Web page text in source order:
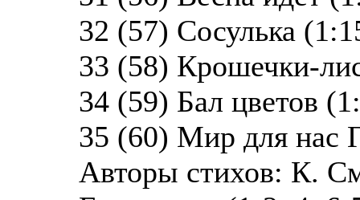
32 (57) Сосулька
33 (58) Крошечки-
34 (59) Бал цветов
35 (60) Мир для нас
Авторы стихов: К.